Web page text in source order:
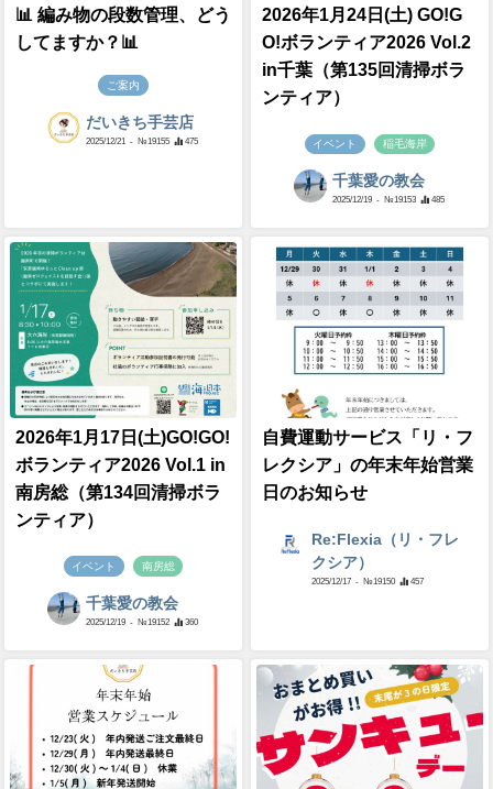
📊 編み物の段数管理、どう
してますか？📊
ご案内
だいきち手芸店
2025/12/21 - №19155 475
2026年1月24日(土) GO!G
O!ボランティア2026 Vol.2
in千葉（第135回清掃ボラ
ンティア）
イベント 稲毛海岸
千葉愛の教会
2025/12/19 - №19153 485
2026年1月17日(土)GO!GO!
ボランティア2026 Vol.1 in
南房総（第134回清掃ボラ
ンティア）
イベント 南房総
千葉愛の教会
2025/12/19 - №19152 360
自費運動サービス「リ・フ
レクシア」の年末年始営業
日のお知らせ
Re:Flexia（リ・フレ
クシア）
2025/12/17 - №19150 457